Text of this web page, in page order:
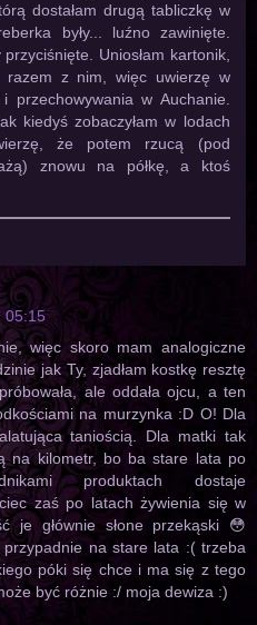
dostałam drugą tabliczkę w
były... luźno zawinięte.
Uniosłam kartonik,
razem z nim, więc uwierzę w
przechowywania w Auchanie.
kiedyś zobaczyłam w lodach
że potem rzucą (pod
znowu na półkę, a ktoś
05:15
więc skoro mam analogiczne
jak Ty, zjadłam kostkę resztę
ale oddała ojcu, a ten
na murzynka :D O! Dla
taniością. Dla matki tak
na kilometr, bo ba stare lata po
produktach dostaje
zaś po latach żywienia się w
je głównie słone przekąski 😳
na stare lata :( trzeba
póki się chce i ma się z tego
być różnie :/ moja dewiza :)